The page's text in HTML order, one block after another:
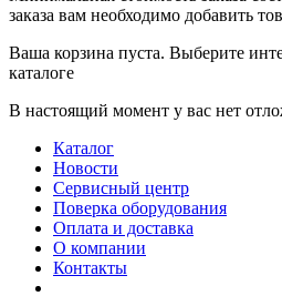
заказа вам необходимо добавить
Ваша корзина пуста. Выберите
каталоге
В настоящий момент у вас нет
Каталог
Новости
Сервисный центр
Поверка оборудования
Оплата и доставка
О компании
Контакты